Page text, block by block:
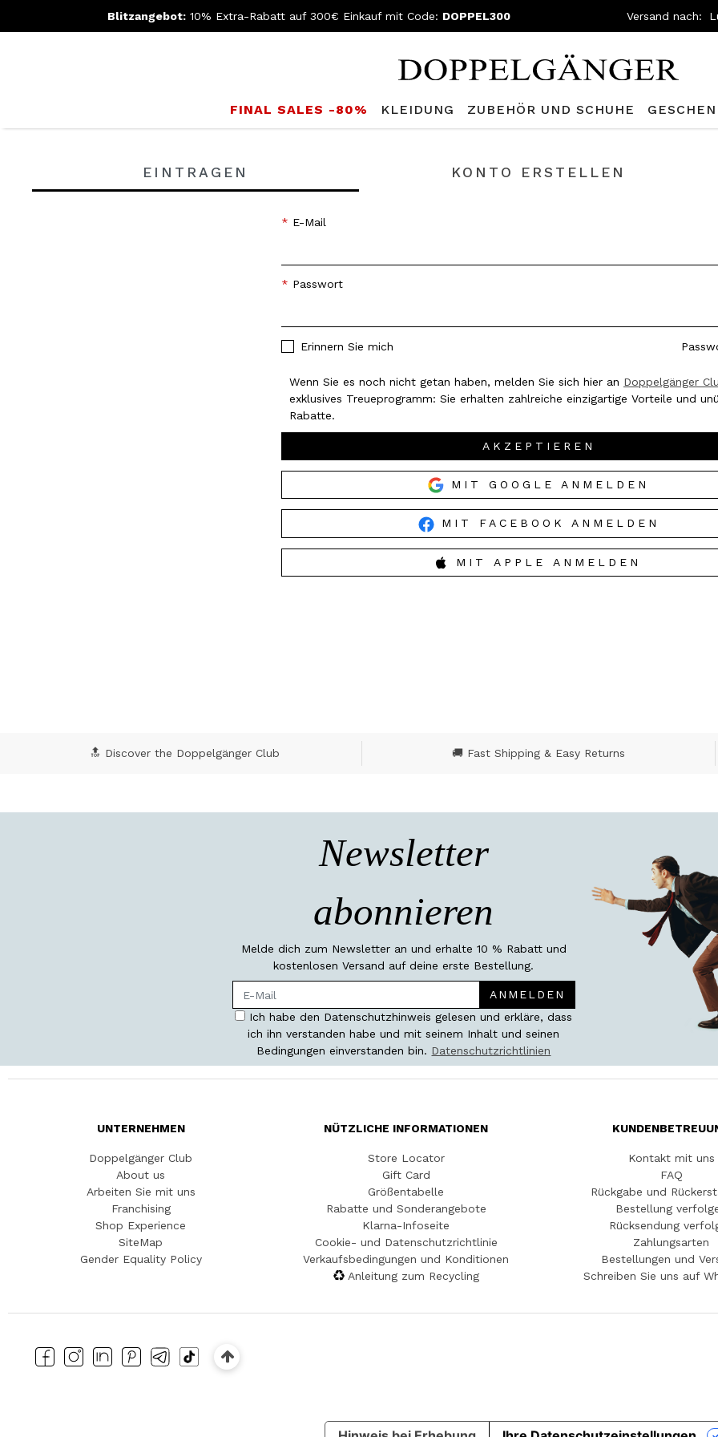
Blitzangebot: 10% Extra-Rabatt auf 300€ Einkauf mit Code: DOPPEL300 Versand nach:
FINAL SALES -80% KLEIDUNG ZUBEHÖR UND SCHUHE
EINTRAGEN KONTO ERSTELLEN
E-Mail
Passwort
Erinnern Sie mich
Wenn Sie es noch nicht getan haben, melden Sie sich hier an Doppelgänger
exklusives Treueprogramm: Sie erhalten zahlreiche einzigartige Vorteile und
Rabatte.
AKZEPTIEREN
MIT GOOGLE ANMELDEN
MIT FACEBOOK ANMELDEN
MIT APPLE ANMELDEN
🔝 Discover the Doppelgänger Club 🚚 Fast Shipping & Easy Returns
Newsletter
abonnieren
Melde dich zum Newsletter an und erhalte 10 % Rabatt und
kostenlosen Versand auf deine erste Bestellung.
ANMELDEN
Ich habe den Datenschutzhinweis gelesen und erkläre, dass
ich ihn verstanden habe und mit seinem Inhalt und seinen
Bedingungen einverstanden bin. Datenschutzrichtlinien
UNTERNEHMEN
Doppelgänger Club
About us
Arbeiten Sie mit uns
Franchising
Shop Experience
SiteMap
Gender Equality Policy
NÜTZLICHE INFORMATIONEN
Store Locator
Gift Card
Größentabelle
Rabatte und Sonderangebote
Klarna-Infoseite
Cookie- und Datenschutzrichtlinie
Verkaufsbedingungen und Konditionen
Anleitung zum Recycling
Kontakt mit uns
FAQ
Rückgabe und
Bestellung
Rücksendung
Zahlungsarten
Bestellungen und
Schreiben Sie uns auf